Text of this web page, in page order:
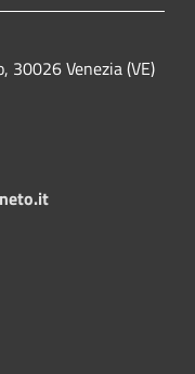
30026 Venezia (VE)